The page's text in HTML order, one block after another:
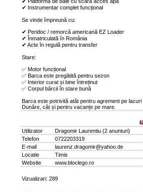
✔ Instrumentar complet funcțional
Se vinde împreună cu:
✔ Peridoc / remorcă americană EZ Loader
✔ Înmatriculată în România
✔ Acte în regulă pentru transfer
Stare:
✅ Motor funcțional
✅ Barca este pregătită pentru sezon
✅ Interior curat și bine întreținut
✅ Corpul bărcii în stare bună
Barca este potrivită atât pentru agrement pe lacuri
Dunăre, cât și pentru vacanțe pe mare.
Utilizator Dragomir Laurentiu(2 anunturi)
Telefon
0722203319
E-mail
laurenz.dragomir@yahoo.de
Locatie
Timis
Website
www.bloclego.ro
Vizualizari: 289